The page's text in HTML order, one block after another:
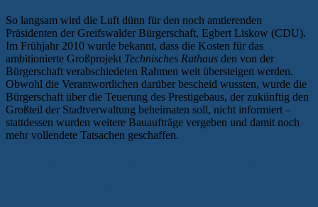
So langsam wird die Luft dünn für den noch amtierenden
Präsidenten der Greifswalder Bürgerschaft, Egbert Liskow (CDU).
Im Frühjahr 2010 wurde bekannt, dass die Kosten für das
ambitionierte Großprojekt Technisches Rathaus den von der
Bürgerschaft verabschiedeten Rahmen weit übersteigen werden.
Obwohl die Verantwortlichen darüber bescheid wussten, wurde die
Bürgerschaft über die Teuerung des Prestigebaus, der zukünftig den
Großteil der Stadtverwaltung beheimaten soll, nicht informiert –
stattdessen wurden weitere Bauaufträge vergeben und damit noch
mehr vollendete Tatsachen geschaffen.